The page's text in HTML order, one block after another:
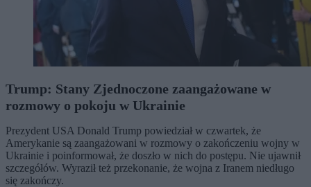
Trump: Stany Zjednoczone zaangażowane w
rozmowy o pokoju w Ukrainie
Prezydent USA Donald Trump powiedział w czwartek, że
Amerykanie są zaangażowani w rozmowy o zakończeniu wojny w
Ukrainie i poinformował, że doszło w nich do postępu. Nie ujawnił
szczegółów. Wyraził też przekonanie, że wojna z Iranem niedługo
się zakończy.